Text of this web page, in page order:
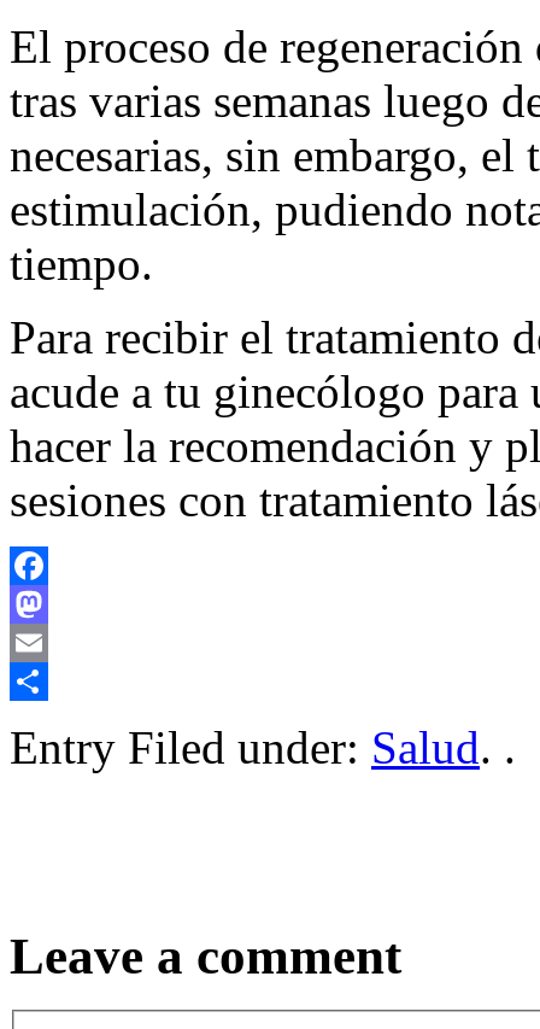
El proceso de
tras varias semanas luego
necesarias, sin embargo,
estimulación, pudiendo
tiempo.
Para recibir el tratamiento
acude a tu ginecólogo
hacer la recomendación y
sesiones con tratamiento
Facebook
Mastodon
Email
Entry Filed under: Salud. .
Leave a comment